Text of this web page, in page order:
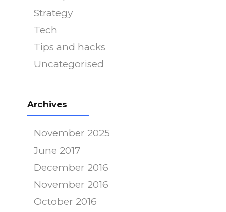
Strategy
Tech
Tips and hacks
Uncategorised
Archives
November 2025
June 2017
December 2016
November 2016
October 2016